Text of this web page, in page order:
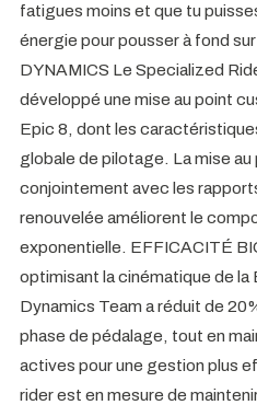
fatigues moins et que tu
énergie pour pousser à fond
DYNAMICS Le Specialized
développé une mise au point
Epic 8, dont les
globale de pilotage. La mise
conjointement avec les
renouvelée améliorent le
exponentielle. EFFICACITÉ
optimisant la cinématique de la
Dynamics Team a réduit de
phase de pédalage, tout en
actives pour une gestion plus
rider est en mesure de